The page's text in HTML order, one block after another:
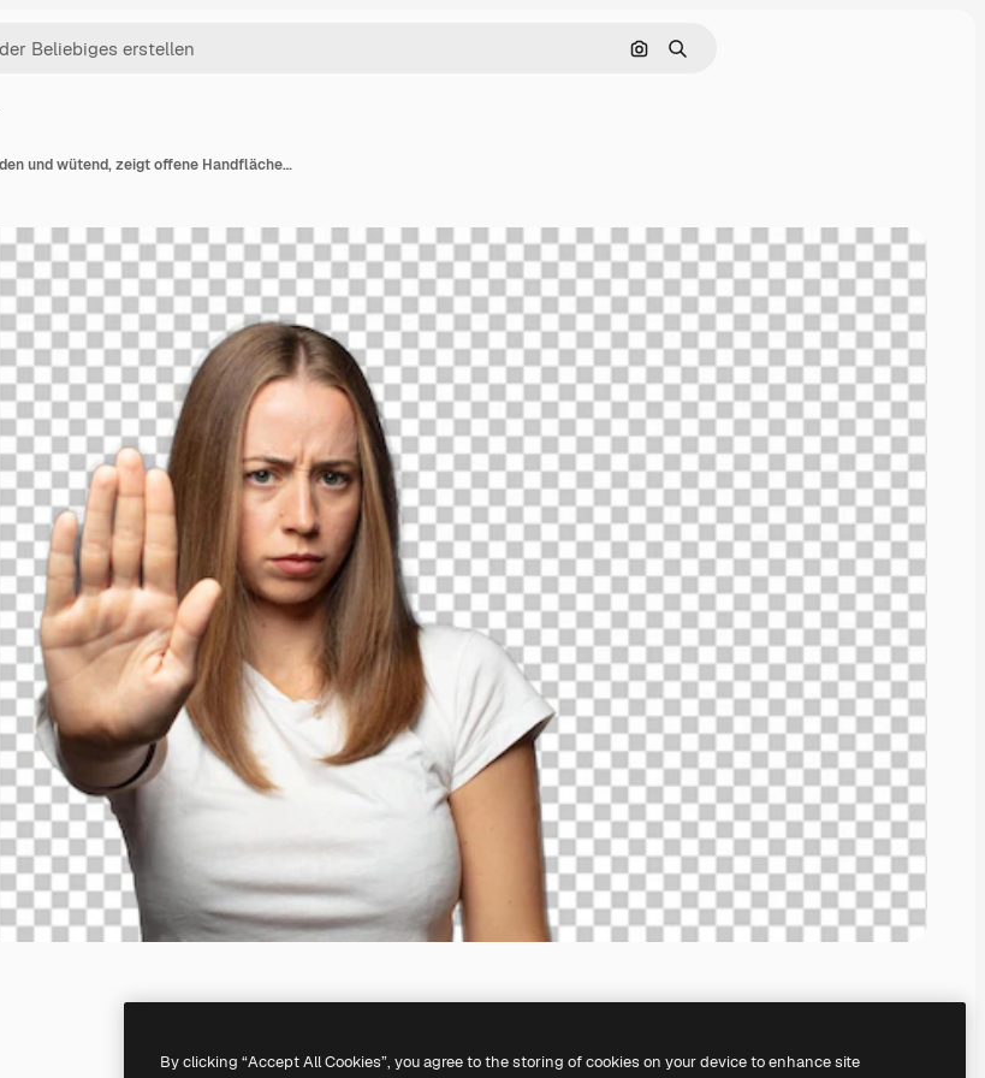
Nach Bild suchen
Suchen
Aussieht ernsthaft, streng, unzufrieden und wütend, zeigt offene Handflächen und macht eine Haltegeste
By clicking “Accept All Cookies”, you agree to the storing of cookies on your device to enhance site